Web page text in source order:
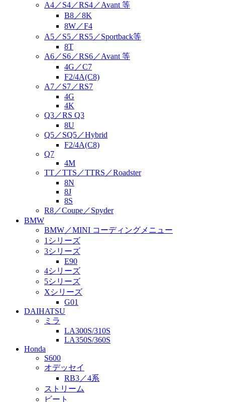
A4／S4／RS4／Avant 等
B8／8K
8W／F4
A5／S5／RS5／Sportback等
8T
A6／S6／RS6／Avant 等
4G／C7
F2/4A(C8)
A7／S7／RS7
4G
4K
Q3／RS Q3
8U
Q5／SQ5／Hybrid
F2/4A(C8)
Q7
4M
TT／TTS／TTRS／Roadster
8N
8J
8S
R8／Coupe／Spyder
BMW
BMW／MINI コーディングメニュー
1シリーズ
3シリーズ
E90
4シリーズ
5シリーズ
Xシリーズ
G01
DAIHATSU
ミラ
LA300S/310S
LA350S/360S
Honda
S600
オデッセイ
RB3／4系
ストリーム
ビート